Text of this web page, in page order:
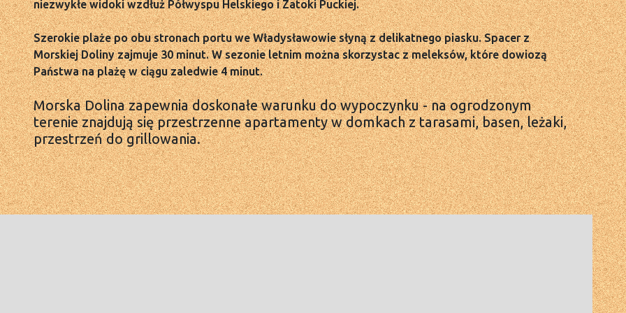
niezwykłe widoki wzdłuż Półwyspu Helskiego i Zatoki Puckiej.
Szerokie plaże po obu stronach portu we Władysławowie słyną z delikatnego piasku. Spacer z
Morskiej Doliny zajmuje 30 minut. W sezonie letnim można skorzystac z meleksów, które dowiozą
Państwa na plażę w ciągu zaledwie 4 minut.
Morska Dolina zapewnia doskonałe warunku do wypoczynku - na ogrodzonym
terenie znajdują się przestrzenne apartamenty w domkach z tarasami, basen, leżaki,
przestrzeń do grillowania.